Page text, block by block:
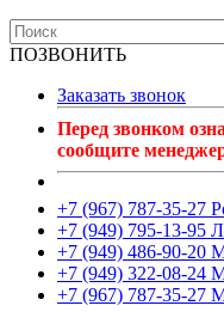
ПОЗВОНИТЬ
Заказать звонок
Перед звонком
сообщите
+7 (967) 787-35-27
+7 (949) 795-13-95
+7 (949) 486-90-20
+7 (949) 322-08-24
+7 (967) 787-35-27